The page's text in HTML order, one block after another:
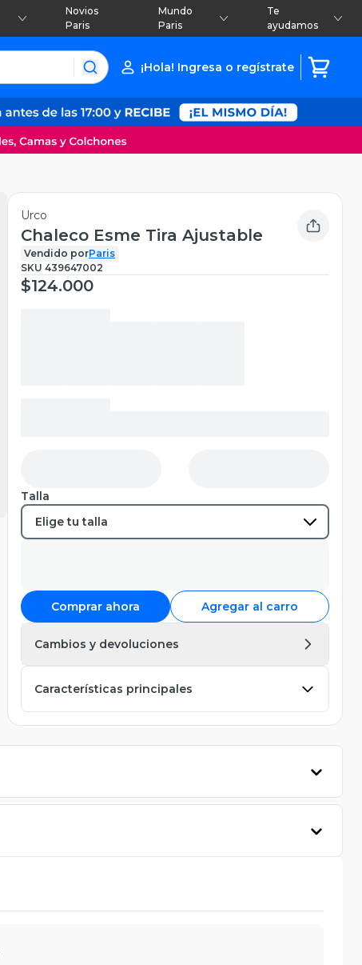
Novios
Paris
Mundo
Paris
Te
ayudamos
¡Hola! Ingresa o regístrate
Urco
Chaleco Esme Tira Ajustable
Vendido porParis
SKU 439647002
$124.000
Talla
Comprar ahora Agregar al carro
Cambios y devoluciones
Características principales